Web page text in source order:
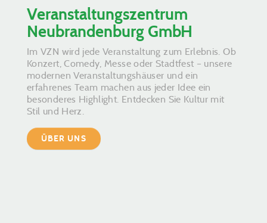
Veranstaltungszentrum
Neubrandenburg GmbH
Im VZN wird jede Veranstaltung zum Erlebnis. Ob
Konzert, Comedy, Messe oder Stadtfest – unsere
modernen Veranstaltungshäuser und ein
erfahrenes Team machen aus jeder Idee ein
besonderes Highlight. Entdecken Sie Kultur mit
Stil und Herz.
ÜBER UNS